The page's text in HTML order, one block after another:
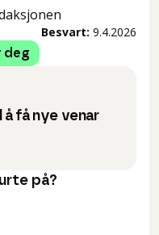
Besvart: 9.4.2026
deg
å få nye venar
på?